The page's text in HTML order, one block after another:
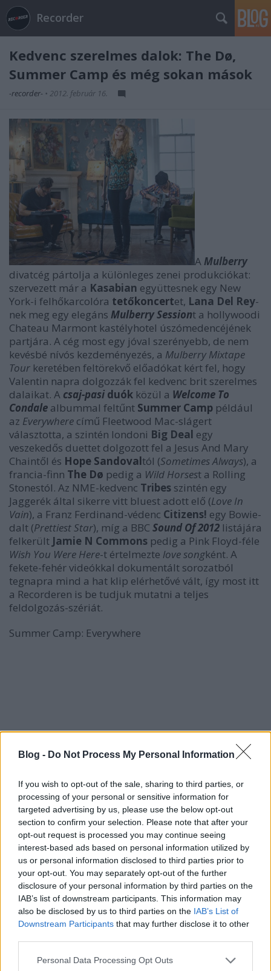
Blog - Do Not Process My Personal Information
If you wish to opt-out of the sale, sharing to third parties, or
processing of your personal or sensitive information for
targeted advertising by us, please use the below opt-out
section to confirm your selection. Please note that after your
opt-out request is processed you may continue seeing
interest-based ads based on personal information utilized by
us or personal information disclosed to third parties prior to
your opt-out. You may separately opt-out of the further
disclosure of your personal information by third parties on the
IAB’s list of downstream participants. This information may
also be disclosed by us to third parties on the IAB’s List of
Downstream Participants that may further disclose it to other
Please note that this website/app uses one or more Google
Personal Data Processing Opt Outs
Recorder
Kedvenc szerelmes dalok: The Dø,
Summer Camp és még sokan mások
-recorder- • 2012. február 16.
AMulberry
divatcég pártolja a különleges zenei produkciókat:
szervezett már a Kasabian együttesnek egy New
York-i felhőkarcolóra tetőkoncertet, Lana Del Rey-
nek meg egy elegáns Mulberry Sessiont a hollywoodi
Chateau Marmont kastélyhotel úszómedencéjének
partjára. A cég most egy jóval szerényebb, de nem
kevésbé nívós kezdeményezés, a Mulberry Mixtape
Tour keretében feltörekvő előadókat kért fel, hogy
Valentin napra dolgozzák fel kedvenc brit szerelmes
dalaikat. A csaj-pasi duók közül a Welcome To
Condale albummal feltűnt Summer Camp például
az Everywhere című Fleetwood Mac-slágert
választotta, a szintén londoni Big Deal egy
veszekedős duettet dolgozott fel a Jesus And Mary
Chaintől és Hope Sandovaltól (Sometimes Always), a
francia-finn The Dø pedig a Wild Horsest a Rolling
Stonestól. Az NME-kedvenc Tribes szintén egy
Jaggerék által sikerre vitt bluest adott elő (Love In
Vain), a Franz Ferdinand-védenc Citizens! egy Bowie-
dalt (Prettiest Star), míg a BBC Sound Of 2012 listájára
felkerült Jamie N Commons pedig a Pink Floyd-féle
Wish You Were Here-t értelmezte love songként. A
fekete-fehér videókkal dokumentált sorozatból
tegnapra mind a hat klip elérhetővé vált, így most itt
a Recorderen is be tudjuk mutatni a teljes
feldolgozás-szériát.
Summer Camp: Everywhere
The Dø: Wild Horses